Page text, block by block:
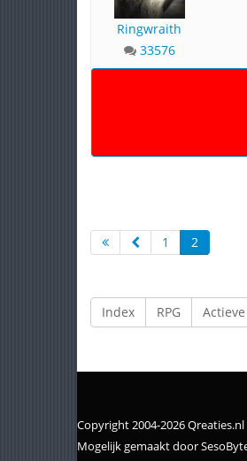
Ringwraith
33576
1 2
Index RPG
Copyright 2004-2026 Qreaties.nl
Mogelijk gemaakt door